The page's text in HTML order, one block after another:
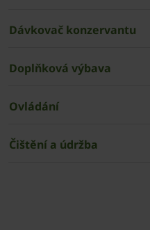
Dávkovač konzervantu
Doplňková výbava
Ovládání
Čištění a údržba